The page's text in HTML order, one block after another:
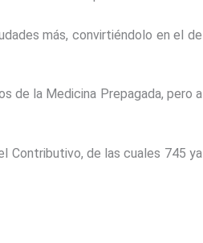
más, convirtiéndolo en el de
de la Medicina Prepagada, pero a
Contributivo, de las cuales 745 ya